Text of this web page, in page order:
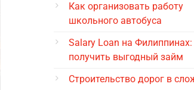
Как организовать работу
школьного автобуса
Salary Loan на
получить выгодный займ
Строительство дорог в